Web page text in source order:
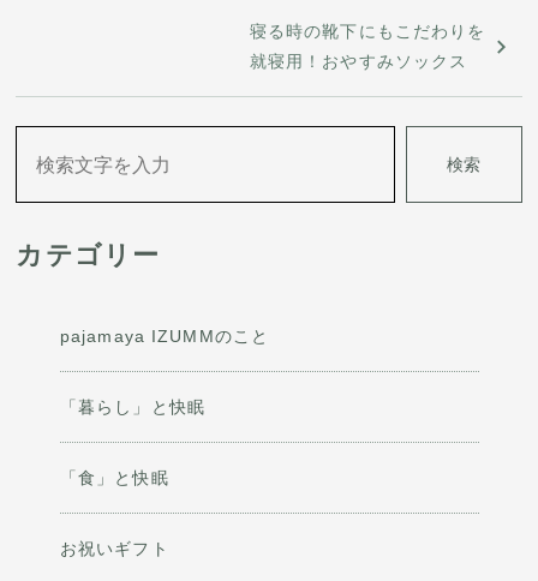
ゲ
ー
ョ
寝る時の靴下にもこだわりを
就寝用！おやすみソックス
検索
カテゴリー
pajamaya IZUMMのこと
「暮らし」と快眠
「食」と快眠
お祝いギフト